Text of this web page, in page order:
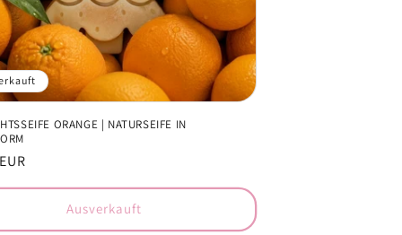
ORANGE | NATURSEIFE IN
Ausverkauft